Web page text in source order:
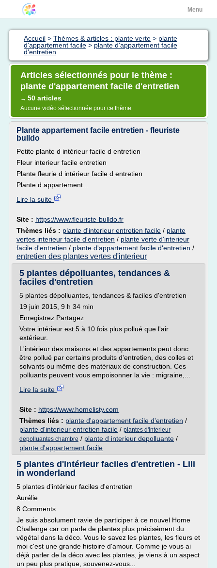
Menu
Accueil > Thèmes & articles : plante verte > plante
d'appartement facile > plante d'appartement facile
d'entretien
Articles sélectionnés pour le thème :
plante d'appartement facile d'entretien
→ 50 articles
Aucune vidéo sélectionnée pour ce thème
Plante appartement facile entretien - fleuriste
bulldo
Petite plante d intérieur facile d entretien
Fleur interieur facile entretien
Plante fleurie d intérieur facile d entretien
Plante d appartement...
Lire la suite
Site : https://www.fleuriste-bulldo.fr
Thèmes liés : plante d'interieur entretien facile / plante
vertes interieur facile d'entretien / plante verte d'interieur
facile d'entretien / plante d'appartement facile d'entretien /
entretien des plantes vertes d'interieur
5 plantes dépolluantes, tendances &
faciles d'entretien
5 plantes dépolluantes, tendances & faciles d'entretien
19 juin 2015, 9 h 34 min
Enregistrez Partagez
Votre intérieur est 5 à 10 fois plus pollué que l'air
extérieur.
L'intérieur des maisons et des appartements peut donc
être pollué par certains produits d'entretien, des colles et
solvants ou même des matériaux de construction. Ces
polluants peuvent vous empoisonner la vie : migraine,...
Lire la suite
Site : https://www.homelisty.com
Thèmes liés : plante d'appartement facile d'entretien /
plante d'interieur entretien facile / plantes d'interieur
depolluantes chambre / plante d interieur depolluante /
plante d'appartement facile
5 plantes d'intérieur faciles d'entretien - Lili
in wonderland
5 plantes d'intérieur faciles d'entretien
Aurélie
8 Comments
Je suis absolument ravie de participer à ce nouvel Home
Challenge car on parle de plantes plus précisément du
végétal dans la déco. Vous le savez les plantes, les fleurs et
moi c'est une grande histoire d'amour. Comme je vous ai
déjà parler de la déco avec les plantes, je viens à un aspect
un peu plus pratique, souvenez-vous...